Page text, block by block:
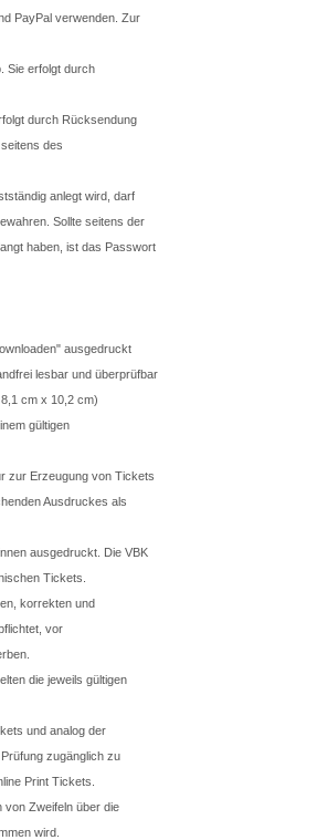
PayPal verwenden. Zur
Sie erfolgt durch
durch Rücksendung
des
anlegt wird, darf
Sollte seitens der
haben, ist das Passwort
ausgedruckt
lesbar und überprüfbar
cm x 10,2 cm)
gültigen
zur Erzeugung von Tickets
Ausdruckes als
ausgedruckt. Die VBK
Tickets.
korrekten und
vor
die jeweils gültigen
und analog der
zugänglich zu
Print Tickets.
von Zweifeln über die
wird.